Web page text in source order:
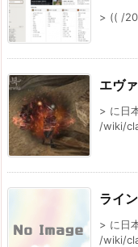
> (( /
エヴ
> に日
/wiki/
ライ
> に日
/wiki/